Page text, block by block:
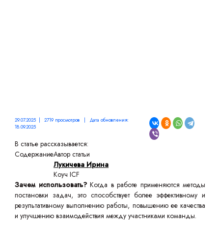
29.07.2025 | 2719 просмотров | Дата обновления:
18.09.2025
В статье рассказывается:
СодержаниеАвтор статьи
Лукичева Ирина
Коуч ICF
Зачем использовать? Когда в работе применяются методы
постановки задач, это способствует более эффективному и
результативному выполнению работы, повышению ее качества
и улучшению взаимодействия между участниками команды.